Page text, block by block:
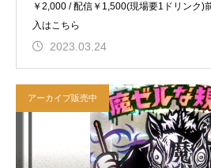
￥2,000 / 配信￥1,500(現場要1ドリンク
入はこちら
2023.03.24
アーカイブ販売中